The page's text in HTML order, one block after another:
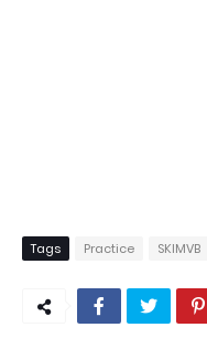
Tags Practice SKIMVB